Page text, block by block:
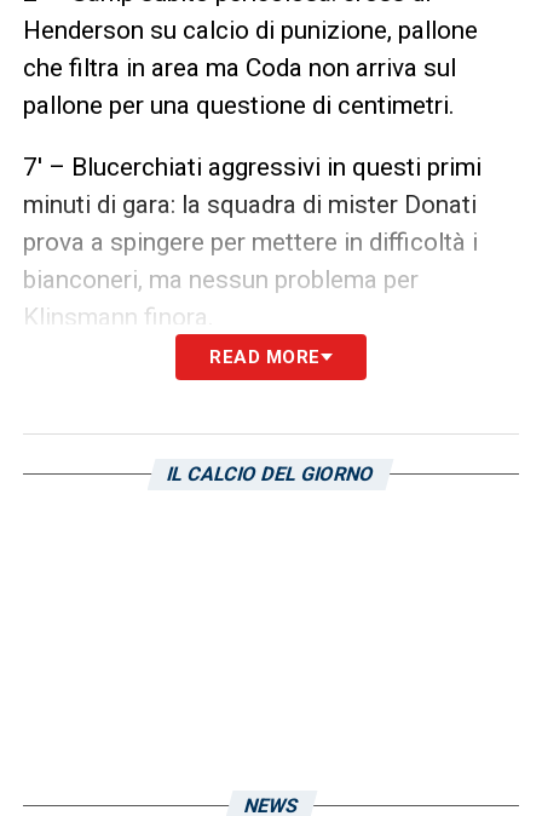
Henderson su calcio di punizione, pallone
che filtra in area ma Coda non arriva sul
pallone per una questione di centimetri.
7′ – Blucerchiati aggressivi in questi primi
minuti di gara: la squadra di mister Donati
prova a spingere per mettere in difficoltà i
bianconeri, ma nessun problema per
Klinsmann finora.
9′ – Botta di Conti dalla distanza, pallone
10′ –Ammonito Vulikic, primo cartellino
READ MORE
IL CALCIO DEL GIORNO
NEWS